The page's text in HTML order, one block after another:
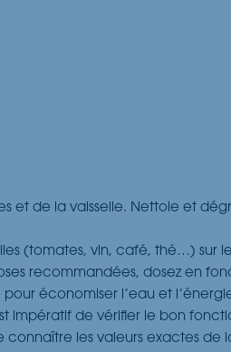
et de la vaisselle. Nettoie et
(tomates, vin, café, thé…) sur
recommandées, dosez en
économiser l’eau et
impératif de vérifier le bon
les valeurs exactes de